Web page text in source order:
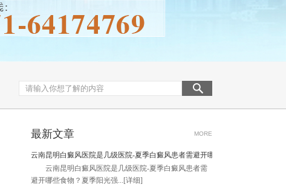
最新文章 MORE
云南昆明白癜风医院是几级医院-夏季白癜风患者需避开哪些食物
云南昆明白癜风医院是几级医院-夏季白癜风患者需
避开哪些食物？夏季阳光强... [详细]